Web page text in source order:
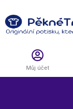
Můj účet